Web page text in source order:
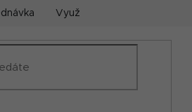
Využití umělé inteligence (AI)